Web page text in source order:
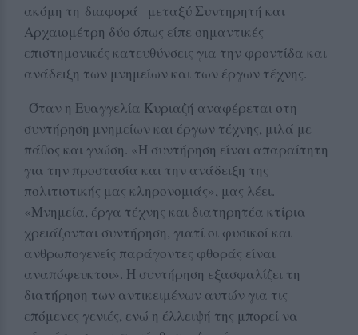
ακόμη τη διαφορά μεταξύ Συντηρητή και
Αρχαιομέτρη δύο όπως είπε σημαντικές
επιστημονικές κατευθύνσεις για την φροντίδα και
ανάδειξη των μνημείων και των έργων τέχνης.
Όταν η Ευαγγελία Κυριαζή αναφέρεται στη
συντήρηση μνημείων και έργων τέχνης, μιλά με
πάθος και γνώση. «Η συντήρηση είναι απαραίτητη
για την προστασία και την ανάδειξη της
πολιτιστικής μας κληρονομιάς», μας λέει.
«Μνημεία, έργα τέχνης και διατηρητέα κτίρια
χρειάζονται συντήρηση, γιατί οι φυσικοί και
ανθρωπογενείς παράγοντες φθοράς είναι
αναπόφευκτοι». Η συντήρηση εξασφαλίζει τη
διατήρηση των αντικειμένων αυτών για τις
επόμενες γενιές, ενώ η έλλειψή της μπορεί να